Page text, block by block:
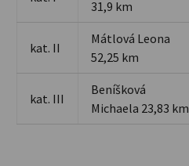
31,9 km
kat. II
Mátlová Leona
52,25 km
kat. III
Beníšková
Michaela 23,83 km